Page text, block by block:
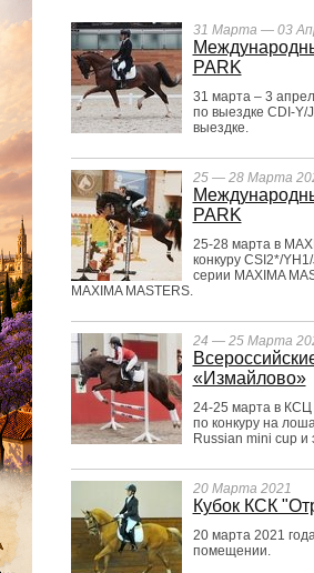
31 Марта — 03
PARK
31 марта – 3
по выездке CDI-
выездке.
25 — 28 Марта
PARK
25-28 марта в
конкуру CSI2*/
серии MAXIMA
MAXIMA MASTERS.
24 — 25 Марта
«Измайлово»
24-25 марта в КСЦ
по конкуру на
Russian mini cup и
20 Марта 2021
Кубок КСК
20 марта 2021
помещении.